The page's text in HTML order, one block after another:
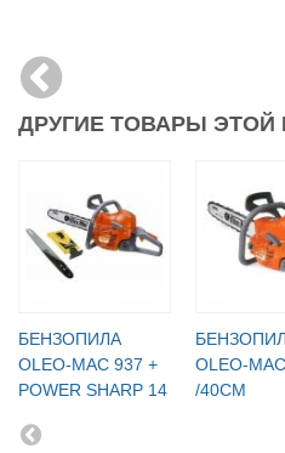
ДРУГИЕ ТОВАРЫ ЭТОЙ
БЕНЗОПИЛА
OLEO-МАC 937 +
POWER SHARP 14
OLEO-
/40СМ